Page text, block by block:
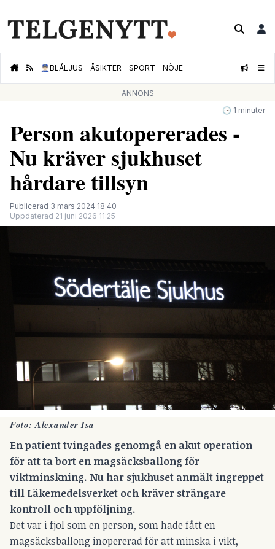
👮🏻‍♂️BLÅLJUS ÅSIKTER SPORT NÖJE
ANNONS
🕝 1 minuter
Person akutopererades -
Nu kräver sjukhuset
hårdare tillsyn
Publicerad 3 mars 2024 18:40
Uppdaterad 21 juni 2026 11:25
Foto: Alexander Isa
En patient tvingades genomgå en akut operation
för att ta bort en magsäcksballong för
viktminskning. Nu har sjukhuset anmält ingreppet
till Läkemedelsverket och kräver strängare
kontroll och uppföljning.
Det var i fjol som en person, som hade fått en
magsäcksballong inopererad för att minska i vikt,